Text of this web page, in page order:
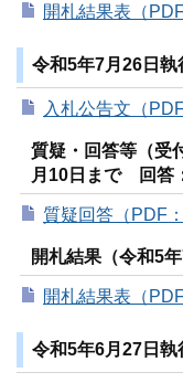
開札結果表（
令和5年7月26日
入札公告文（
質疑・回答等（受
月10日まで 回答
質疑回答（PDF
開札結果（令和5年
開札結果表（
令和5年6月27日